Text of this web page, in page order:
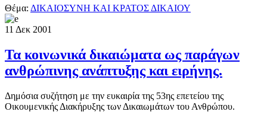
Θέμα: ΔΙΚΑΙΟΣΥΝΗ ΚΑΙ ΚΡΑΤΟΣ ΔΙΚΑΙΟΥ
11 Δεκ 2001
Τα κοινωνικά δικαιώματα ως παράγων
ανθρώπινης ανάπτυξης και ειρήνης.
Δημόσια συζήτηση με την ευκαιρία της 53ης επετείου της
Οικουμενικής Διακήρυξης των Δικαιωμάτων του Ανθρώπου.